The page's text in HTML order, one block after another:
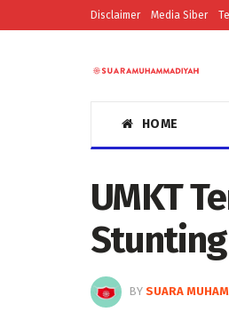
Disclaimer Media Siber
HOME
UMKT
BY SUARA